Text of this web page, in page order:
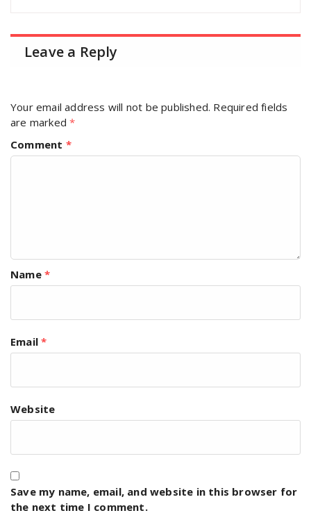
Leave a Reply
Your email address will not be published. Required fields
are marked*
Comment *
Name *
Email*
Website
Save my name, email, and website in this browser for
the next time I comment.